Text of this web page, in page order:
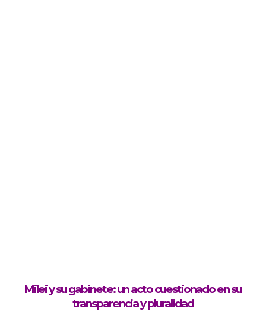
Milei y su gabinete: un acto cuestionado en su
transparencia y pluralidad